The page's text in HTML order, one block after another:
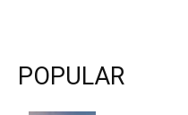
POPULAR